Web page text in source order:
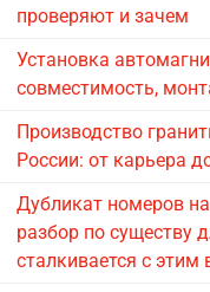
проверяют и зачем
Установка
совместимость,
Производство
России: от карьера
Дубликат номеров
разбор по существу
сталкивается с этим